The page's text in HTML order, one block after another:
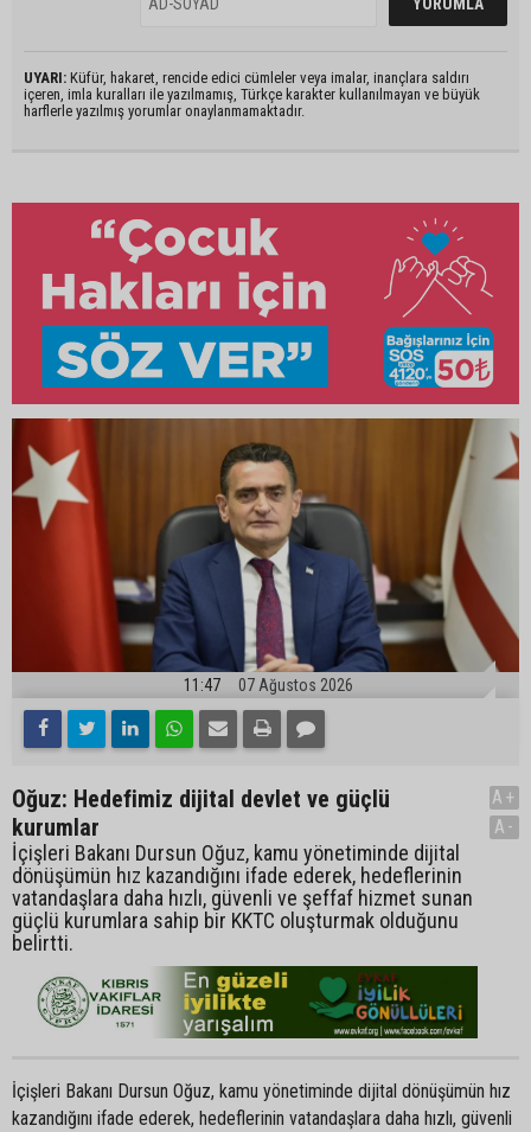
UYARI: Küfür, hakaret, rencide edici cümleler veya imalar, inançlara saldırı
içeren, imla kuralları ile yazılmamış, Türkçe karakter kullanılmayan ve büyük
harflerle yazılmış yorumlar onaylanmamaktadır.
11:47 07 Ağustos 2026
Oğuz: Hedefimiz dijital devlet ve güçlü
kurumlar
İçişleri Bakanı Dursun Oğuz, kamu yönetiminde dijital
dönüşümün hız kazandığını ifade ederek, hedeflerinin
vatandaşlara daha hızlı, güvenli ve şeffaf hizmet sunan
güçlü kurumlara sahip bir KKTC oluşturmak olduğunu
belirtti.
A+
A-
İçişleri Bakanı Dursun Oğuz, kamu yönetiminde dijital dönüşümün hız
kazandığını ifade ederek, hedeflerinin vatandaşlara daha hızlı, güvenli